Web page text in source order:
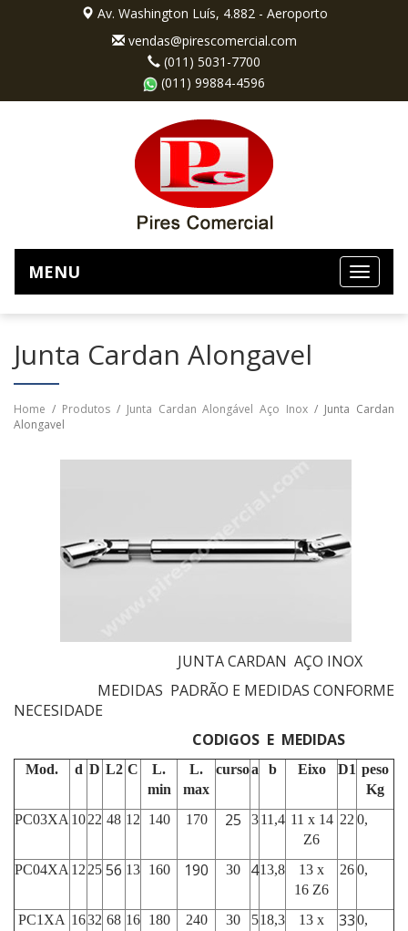
Av. Washington Luís, 4.882 - Aeroporto
vendas@pirescomercial.com
(011) 5031-7700
(011) 99884-4596
MENU
Junta Cardan Alongavel
Home / Produtos/ Junta Cardan Alongável Aço Inox / Junta Cardan
Alongavel
JUNTA CARDAN AÇO INOX
MEDIDAS PADRÃO E MEDIDAS CONFORME
NECESIDADE
CODIGOS E MEDIDAS
Mod. d D L2 C
L.
min
L.
max
cursoa b Eixo D1 peso
Kg
PC03XA 1022 48 12 140 170 25 3 11,4 11 x 14
Z6
22 0,
PC04XA 12 25 56 13 160 190 30 413,8
13 x
16 Z6
260,
PC1XA 1632 68 16 180 240 30 518,3
13 x
330,